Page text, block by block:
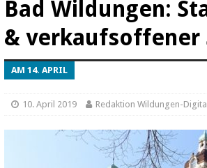
[ 25. Dezember 2024 ]
[ 20. Dezember 2024 ] Hilfe
[ 7. Dezember 2024 ]
Bad Wildungen:
& verkaufsoffener
AM 14. APRIL
10. April 2019 Redaktion Wildungen-Digital